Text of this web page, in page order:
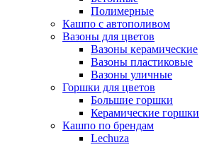
Полимерные
Кашпо с автополивом
Вазоны для цветов
Вазоны керамические
Вазоны пластиковые
Вазоны уличные
Горшки для цветов
Большие горшки
Керамические горшки
Кашпо по брендам
Lechuza